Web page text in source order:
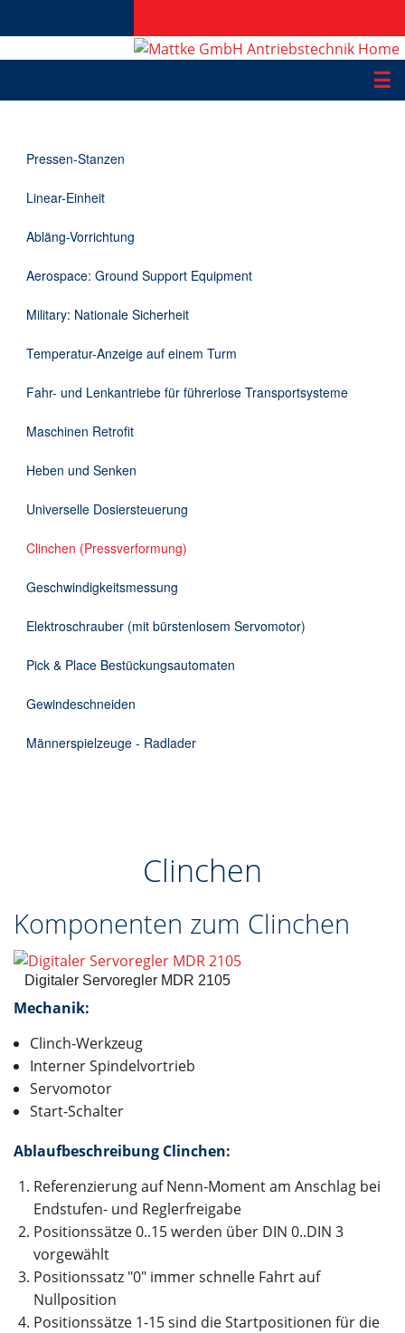
☰
Applikationen
Informationen
Downloads
Kontakt
Pressen-Stanzen
Linear-Einheit
Abläng-Vorrichtung
Aerospace: Ground Support Equipment
Military: Nationale Sicherheit
Temperatur-Anzeige auf einem Turm
Fahr- und Lenkantriebe für führerlose Transportsysteme
Maschinen Retrofit
Heben und Senken
Universelle Dosiersteuerung
Clinchen (Pressverformung)
Geschwindigkeitsmessung
Elektroschrauber (mit bürstenlosem Servomotor)
Pick & Place Bestückungsautomaten
Gewindeschneiden
Männerspielzeuge - Radlader
Clinchen
Komponenten zum Clinchen
Digitaler Servoregler MDR 2105
Mechanik:
Clinch-Werkzeug
Interner Spindelvortrieb
Servomotor
Start-Schalter
Ablaufbeschreibung Clinchen:
Referenzierung auf Nenn-Moment am Anschlag bei
Endstufen- und Reglerfreigabe
Positionssätze 0..15 werden über DIN 0..DIN 3
vorgewählt
Positionssatz "0" immer schnelle Fahrt auf
Nullposition
Positionssätze 1-15 sind die Startpositionen für die